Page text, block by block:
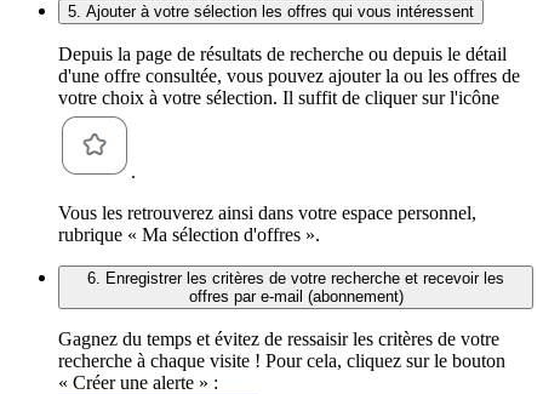
5. Ajouter à votre sélection les offres qui vous intéressent
Depuis la page de résultats de recherche ou depuis le détail
d'une offre consultée, vous pouvez ajouter la ou les offres de
votre choix à votre sélection. Il suffit de cliquer sur l'icône
.
Vous les retrouverez ainsi dans votre espace personnel,
rubrique « Ma sélection d'offres ».
6. Enregistrer les critères de votre recherche et recevoir les
offres par e-mail (abonnement)
Gagnez du temps et évitez de ressaisir les critères de votre
recherche à chaque visite ! Pour cela, cliquez sur le bouton
« Créer une alerte » :